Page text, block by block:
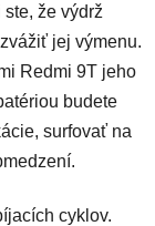
že výdrž
jej výmenu.
Redmi 9T jeho
budete
surfovať na
cyklov.